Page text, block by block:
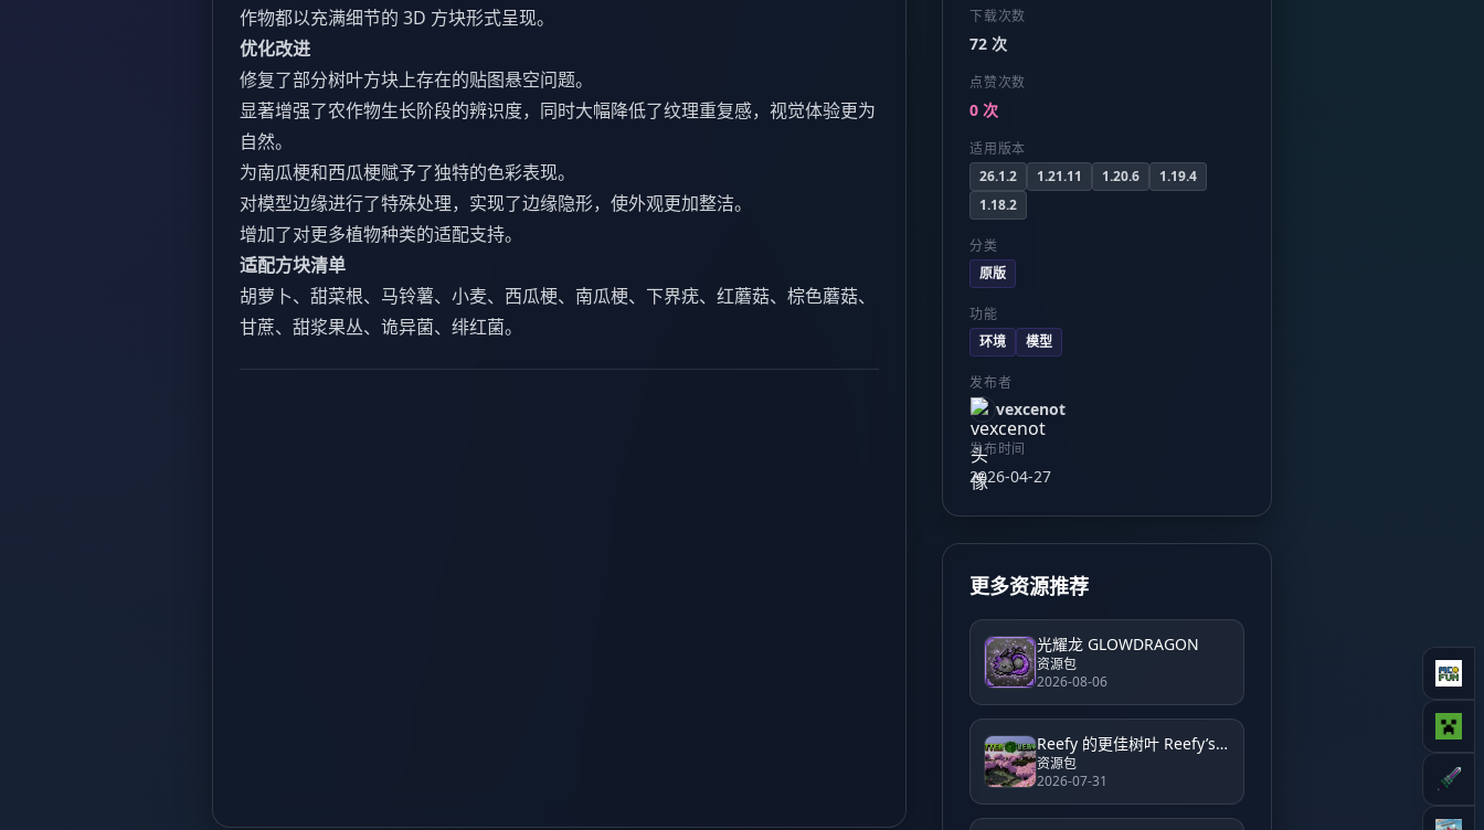
作物都以充满细节的 3D 方块形式呈现。
优化改进
修复了部分树叶方块上存在的贴图悬空问题。
显著增强了农作物生长阶段的辨识度，同时大幅降低了纹理重复感，视觉体验更为
自然。
为南瓜梗和西瓜梗赋予了独特的色彩表现。
对模型边缘进行了特殊处理，实现了边缘隐形，使外观更加整洁。
增加了对更多植物种类的适配支持。
适配方块清单
胡萝卜、甜菜根、马铃薯、小麦、西瓜梗、南瓜梗、下界疣、红蘑菇、棕色蘑菇、
甘蔗、甜浆果丛、诡异菌、绯红菌。
下载次数
72 次
点赞次数
0 次
适用版本
26.1.2
1.21.11 1.20.6
1.19.4
1.18.2
分类
原版
功能
环境
模型
发布者
vexcenot
发布时间
2026-04-27
更多资源推荐
光耀龙 GLOWDRAGON
资源包
2026-08-06
Reefy 的更佳树叶 Reefy’s Better Leaves
资源包
2026-07-31